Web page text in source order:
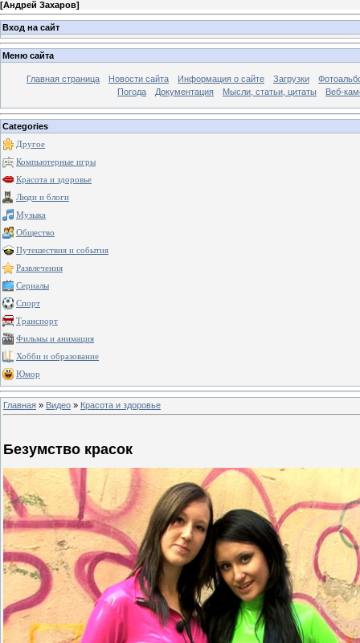
[Андрей Захаров]
Вход на сайт
Меню сайта
Главная страница Новости сайта Информация о сайте Загрузки
Погода
Документация Мысли, статьи, цитаты Веб-
Categories
Другое
Компьютерные игры
Красота и здоровье
Люди и блоги
Музыка
Общество
Путешествия и события
Развлечения
Сериалы
Спорт
Транспорт
Фильмы и анимация
Хобби и образование
Юмор
Главная » Видео » Красота и здоровье
Безумство красок